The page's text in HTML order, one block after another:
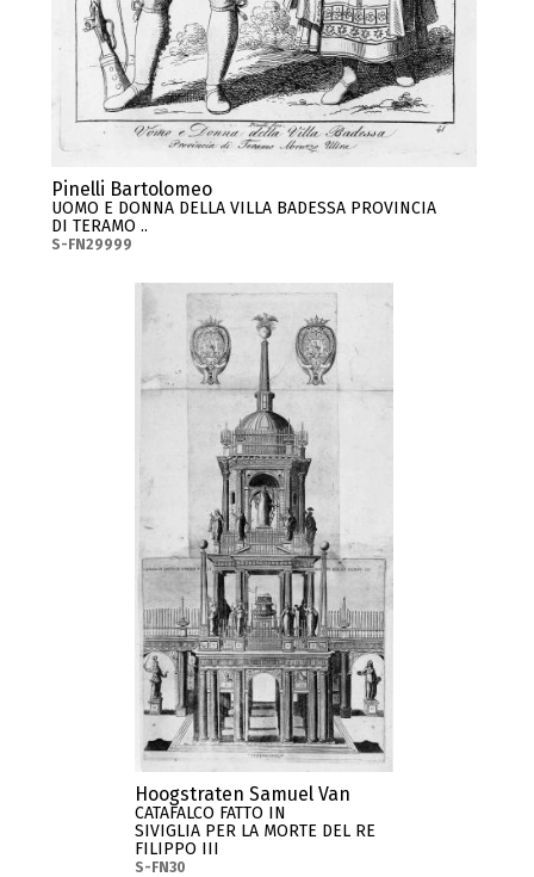
Pinelli Bartolomeo
UOMO E DONNA DELLA VILLA BADESSA PROVINCIA
DI TERAMO ..
S-FN29999
Hoogstraten Samuel Van
CATAFALCO FATTO IN
SIVIGLIA PER LA MORTE DEL RE
FILIPPO III
S-FN30